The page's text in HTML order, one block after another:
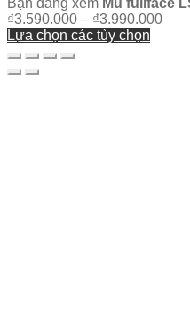
₫3.590.000 – ₫3.990.000
Lựa chọn các tùy chọn